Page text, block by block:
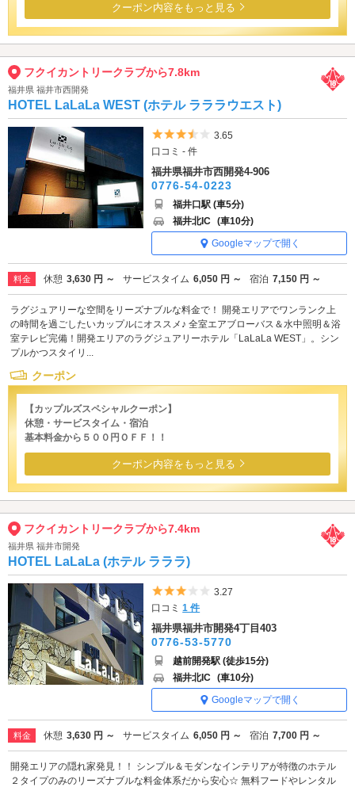
クーポン内容をもっと見る
フクイカントリークラブから7.8km
福井県 福井市西開発
HOTEL LaLaLa WEST (ホテル ラララウエスト)
5つ星のうち3.5
3.65
口コミ - 件
福井県福井市西開発4-906
0776-54-0223
福井口駅 (車5分)
福井北IC (車10分)
Googleマップで開く
料金 休憩 3,630 円 ～ サービスタイム 6,050 円 ～ 宿泊 7,150 円 ～
ラグジュアリーな空間をリーズナブルな料金で！ 開発エリアでワンランク上
の時間を過ごしたいカップルにオススメ♪ 全室エアブローバス＆水中照明＆浴
室テレビ完備！開発エリアのラグジュアリーホテル「LaLaLa WEST」。シン
プルかつスタイリ...
クーポン
【カップルズスペシャルクーポン】
休憩・サービスタイム・宿泊
基本料金から５００円ＯＦＦ！！
クーポン内容をもっと見る
フクイカントリークラブから7.4km
福井県 福井市開発
HOTEL LaLaLa (ホテル ラララ)
5つ星のうち3
3.27
口コミ1 件
福井県福井市開発4丁目403
0776-53-5770
越前開発駅 (徒歩15分)
福井北IC (車10分)
Googleマップで開く
料金 休憩 3,630 円 ～ サービスタイム 6,050 円 ～ 宿泊 7,700 円 ～
開発エリアの隠れ家発見！！ シンプル＆モダンなインテリアが特徴のホテル
２タイプのみのリーズナブルな料金体系だから安心☆ 無料フードやレンタル